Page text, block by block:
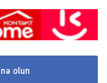
olun